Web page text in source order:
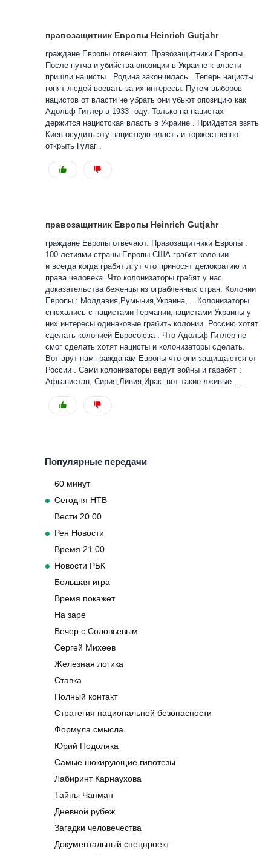
правозащитник Европы Heinrich Gutjahr
граждане Европы отвечают. Правозащитники Европы.
После путча и убийства опозиции в Украине к власти
пришли нацисты . Родина закончилась . Теперь нацисты
гонят людей воевать за их интересы. Путем выборов
нацистов от власти не убрать они убьют опозицию как
Адольф Гитлер в 1933 году. Только на нацистах
держится нацистская власть в Украине . Прийдется взять
Киев осудить эту нацисткую власть и торжественно
открыть Гулаг .
правозащитник Европы Heinrich Gutjahr
граждане Европы отвечают. Правозащитники Европы .
100 летиями страны Европы США грабят колонии
и всегда когда грабят лгут что приносят демократию и
права человека. Что колонизаторы грабят у нас
доказательства беженцы из ограбленных стран. Колонии
Европы : Молдавия,Румыния,Украина,. ..Колонизаторы
снюхались с нацистами Германии,нацистами Украины у
них интересы одинаковые грабить колонии .Россию хотят
сделать колонией Евросоюза . Что Адольф Гитлер не
смог сделать хотят нацисты и колонизаторы сделать.
Вот врут нам гражданам Европы что они защищаются от
России . Сами колонизаторы ведут войны и гарабят :
Афганистан, Сирия,Ливия,Ирак ,вот такие лживые ….
Популярные передачи
60 минут
Сегодня НТВ
Вести 20 00
Рен Новости
Время 21 00
Новости РБК
Большая игра
Время покажет
На заре
Вечер с Соловьевым
Сергей Михеев
Железная логика
Ставка
Полный контакт
Стратегия национальной безопасности
Формула смысла
Юрий Подоляка
Самые шокирующие гипотезы
Лабиринт Карнаухова
Тайны Чапман
Дневной рубеж
Загадки человечества
Документальный спецпроект